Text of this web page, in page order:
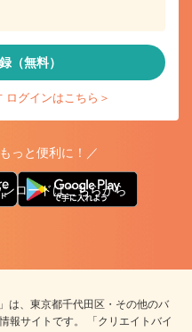
（無料）
ログインはこちら＞
っと便利に！／
ロードはこちらから
は、東京都千代田区・その他のバ
報サイトです。 「クリエイトバイ